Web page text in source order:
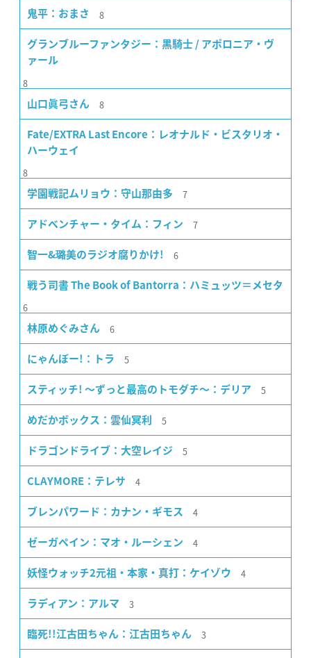
鬼平：おまさ 8
グランブルーファンタジー：黒騎士 / アポロニア・ヴ
ァール
8
山口眞弓さん 8
Fate/EXTRA Last Encore：レオナルド・ビスタリオ・
ハーウェイ
8
学園戦記ムリョウ：守山那由多 7
アドベンチャー・タイム：フィン 7
智一&璐美のラジオ腐りかけ! 6
戦う司書 The Book of Bantorra：ハミュッツ＝メセタ
6
林原めぐみさん 6
にゃんぼー!：トラ 5
スティッチ! 〜ずっと最高のトモダチ〜：デリア 5
めだかボックス：雲仙冥利 5
ドラゴンドライブ：大空レイジ 5
CLAYMORE：テレサ 4
ブレンパワード：カナン・ギモス 4
ゼーガペイン：マオ・ルーシェン 4
妖怪ウォッチ2元祖・本家・真打：ケイゾウ 4
ラディアン：アルマ 3
臨死!!江古田ちゃん：江古田ちゃん 3